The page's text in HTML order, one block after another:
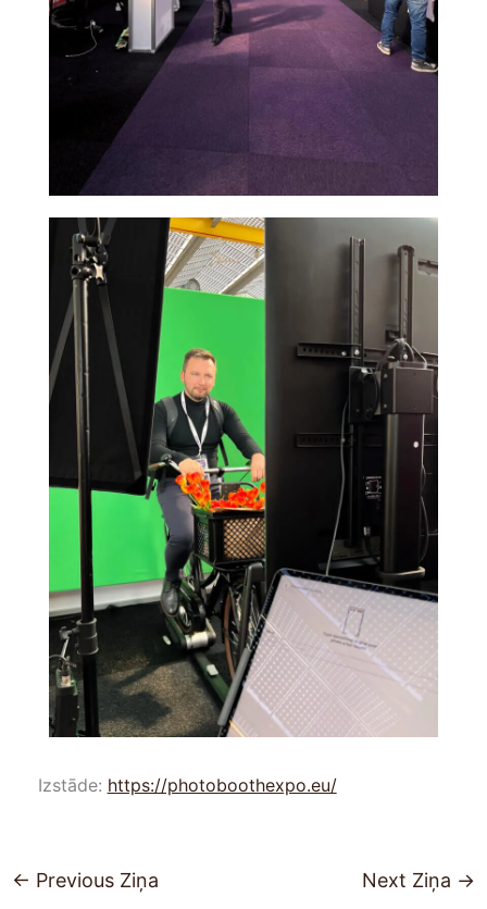
Izstāde: https://photoboothexpo.eu/
← Previous Ziņa Next Ziņa →